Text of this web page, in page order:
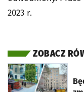
2023 r.
ZOBACZ
otworzy się w nowej